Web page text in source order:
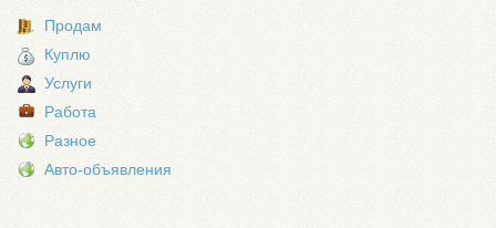
Продам
Куплю
Услуги
Работа
Разное
Авто-объявления